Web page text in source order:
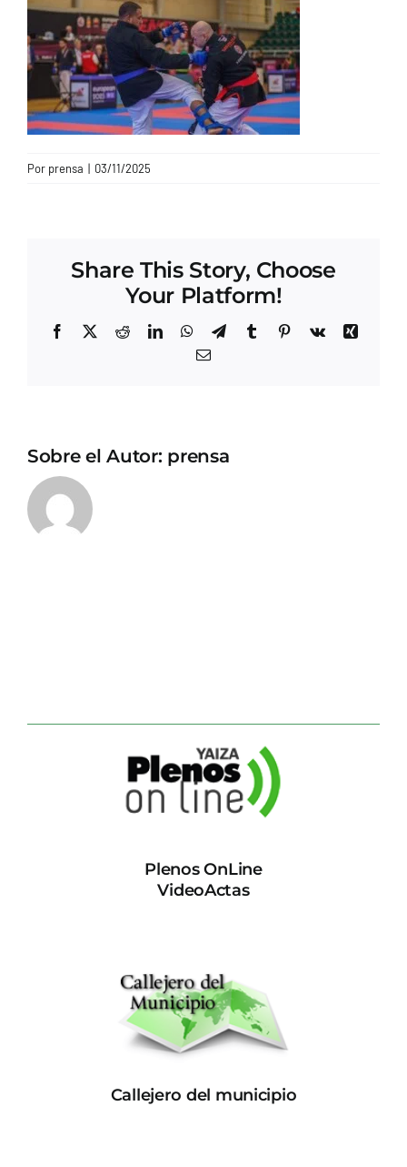
CONTACTO
Por prensa | 03/11/2025
Share This Story, Choose
Your Platform!
Facebook
X RedditLinkedInWhatsApp
TelegramTumblrPinterest
Vk
Xing
Correo
Sobre el Autor: prensa
Plenos OnLine
VideoActas
Callejero del municipio